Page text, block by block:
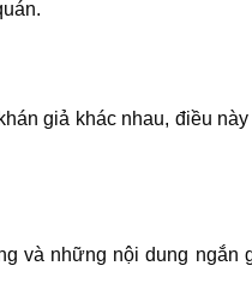
giả khác nhau, điều
và những nội dung ngắn